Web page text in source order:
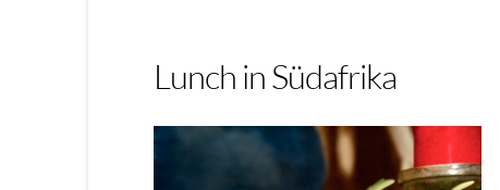
Lunch in Südafrika